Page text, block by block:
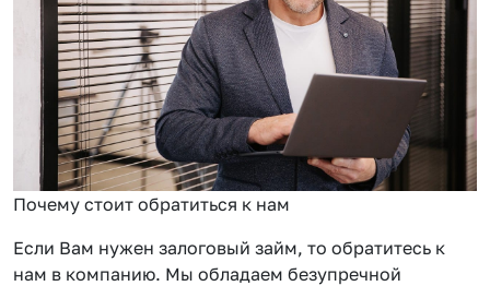
Почему стоит обратиться к нам
Если Вам нужен залоговый займ, то обратитесь к
нам в компанию. Мы обладаем безупречной